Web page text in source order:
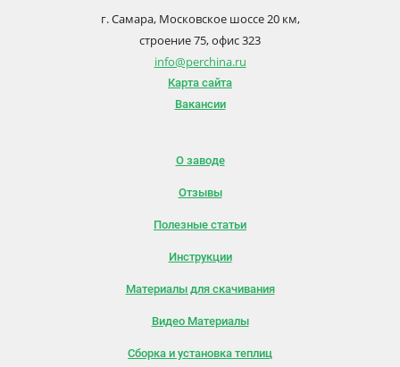
г. Самара, Московское шоссе 20 км,
строение 75, офис 323
info@perchina.ru
Карта сайта
Вакансии
О заводе
Отзывы
Полезные статьи
Инструкции
Материалы для скачивания
Видео Материалы
Сборка и установка теплиц